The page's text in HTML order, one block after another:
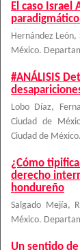
El caso Israel
Hernández León,
México.
#ANÁLISIS
Lobo Díaz,
Ciudad de
Ciudad de
¿Cómo
derecho
hondureño
Salgado Mejía,
México.
Un sentido